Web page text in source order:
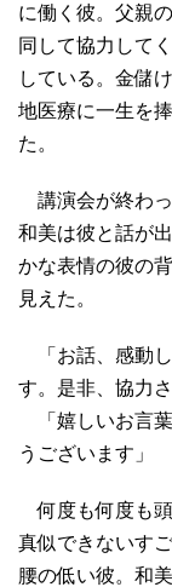
に働く彼。父親
同して協力して
している。金儲
地医療に一生を
た。
講演会が終わっ
和美は彼と話が
かな表情の彼の
見えた。
「お話、感動
す。是非、協力
「嬉しいお言葉
うございます」
何度も何度も
真似できないす
腰の低い彼。和